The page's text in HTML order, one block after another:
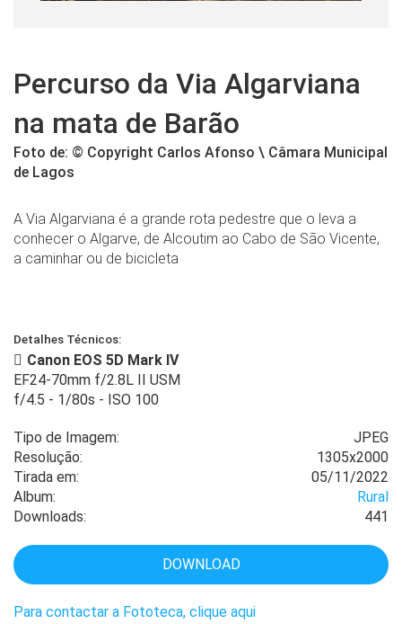
Detalhes Técnicos:
Canon EOS 5D Mark IV
EF24-70mm f/2.8L II USM
f/4.5 - 1/80s - ISO 100
Tipo de Imagem:
JPEG
Resolução:
1305x2000
Tirada em:
05/11/2022
Album:
Rural
Downloads:
441
DOWNLOAD
Para contactar a Fototeca, clique aqui
Percurso da Via Algarviana
na mata de Barão
Foto de: © Copyright Carlos Afonso \ Câmara Municipal
de Lagos
A Via Algarviana é a grande rota pedestre que o leva a
conhecer o Algarve, de Alcoutim ao Cabo de São Vicente,
a caminhar ou de bicicleta